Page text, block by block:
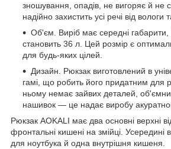
зношування, опадів, не вигоряє й не
надійно захистить усі речі від
Об'єм. Виріб має середні габарити,
становить 36 л. Цей розмір є
для будь-яких цілей.
Дизайн. Рюкзак виготовлений в
гамі, що робить його придатним для
ньому немає зайвих деталей,
нашивок — це надає виробу
Рюкзак AOKALI має два основні верхні
фронтальні кишені на змійці. Усередині
для ноутбука й одна внутрішня кишеня.